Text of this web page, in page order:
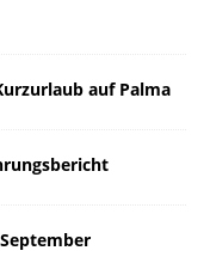
auf Palma